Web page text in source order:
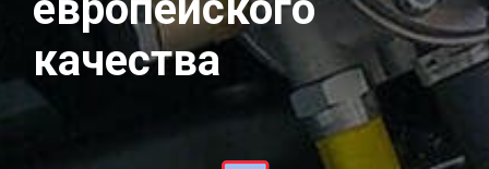
качества